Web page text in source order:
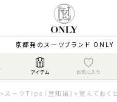
京都発のスーツブランド ONLY
>スーツTips（豆知識） > 覚えておく